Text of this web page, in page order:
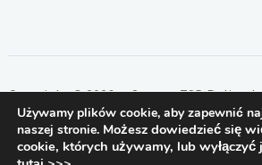
Copyright © 2026 — System ZSD
Rights Reserved
Designed byPB
Używamy plików cookie, aby zapewnić
naszej stronie. Możesz dowiedzieć się
cookie, których używamy, lub